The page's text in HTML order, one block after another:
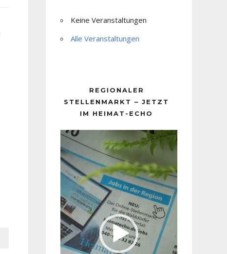
Keine Veranstaltungen
Alle Veranstaltungen
REGIONALER
STELLENMARKT – JETZT
IM HEIMAT-ECHO
Player